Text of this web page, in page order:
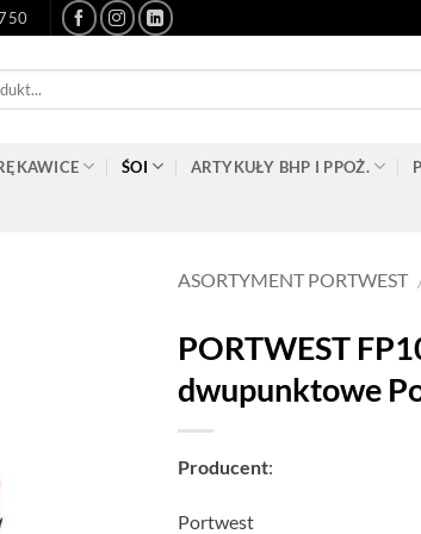
ŚOI ARTYKUŁY BHP I PPOŻ.
ASORTYMENT PORTWEST
PORTWEST
dwupunktowe
Producent:
Portwest